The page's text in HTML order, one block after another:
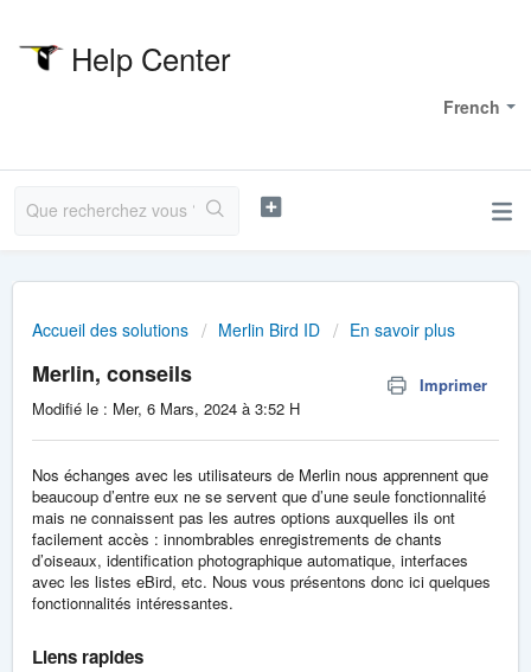
Help Center
French
Accueil des solutions Merlin Bird ID En savoir plus
Merlin, conseils
Imprimer
Modifié le : Mer, 6 Mars, 2024 à 3:52 H
Nos échanges avec les utilisateurs de Merlin nous apprennent que
beaucoup d’entre eux ne se servent que d’une seule fonctionnalité
mais ne connaissent pas les autres options auxquelles ils ont
facilement accès : innombrables enregistrements de chants
d’oiseaux, identification photographique automatique, interfaces
avec les listes eBird, etc. Nous vous présentons donc ici quelques
fonctionnalités intéressantes.
Liens rapides